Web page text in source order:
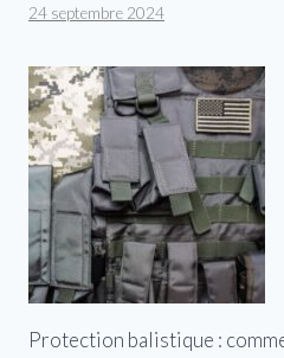
24 septembre 2024
Protection balistique :